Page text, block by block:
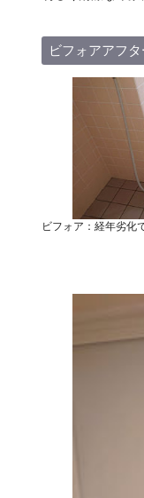
ビフォアアフタ
ビフォア：経年劣化